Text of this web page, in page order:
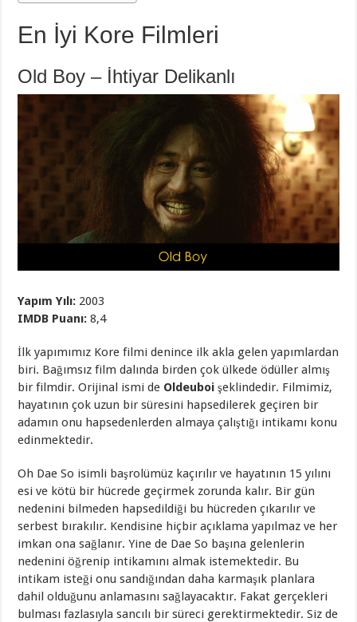
En İyi Kore Filmleri
Old Boy – İhtiyar Delikanlı
Yapım Yılı: 2003
IMDB Puanı: 8,4
İlk yapımımız Kore filmi denince ilk akla gelen yapımlardan
biri. Bağımsız film dalında birden çok ülkede ödüller almış
bir filmdir. Orijinal ismi de Oldeuboişeklindedir. Filmimiz,
hayatının çok uzun bir süresini hapsedilerek geçiren bir
adamın onu hapsedenlerden almaya çalıştığı intikamı konu
edinmektedir.
Oh Dae So isimli başrolümüz kaçırılır ve hayatının 15 yılını
esi ve kötü bir hücrede geçirmek zorunda kalır. Bir gün
nedenini bilmeden hapsedildiği bu hücreden çıkarılır ve
serbest bırakılır. Kendisine hiçbir açıklama yapılmaz ve her
imkan ona sağlanır. Yine de Dae So başına gelenlerin
nedenini öğrenip intikamını almak istemektedir. Bu
intikam isteği onu sandığından daha karmaşık planlara
dahil olduğunu anlamasını sağlayacaktır. Fakat gerçekleri
bulması fazlasıyla sancılı bir süreci gerektirmektedir. Siz de